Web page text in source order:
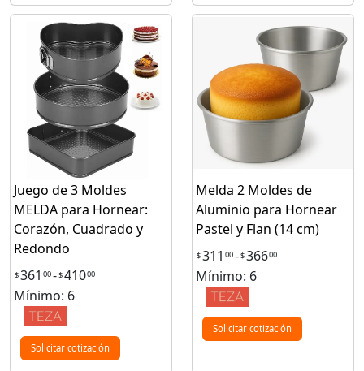
Juego de 3 Moldes
MELDA para Hornear:
Corazón, Cuadrado y
Redondo
$361 00-$41000
Mínimo: 6
Solicitar cotización
Melda 2 Moldes de
Aluminio para Hornear
Pastel y Flan (14 cm)
$311 00-$36600
Mínimo: 6
Solicitar cotización